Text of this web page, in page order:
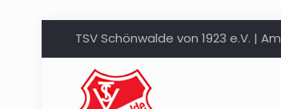
TSV Schönwalde von 1923 e.V. |